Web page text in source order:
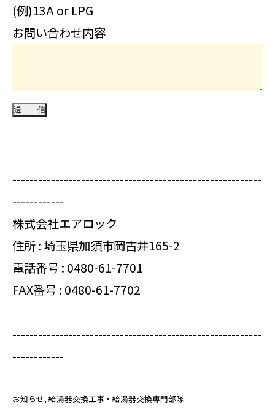
(例)13A or LPG
お問い合わせ内容
----------------------------------------------------------
------------
株式会社エアロック
住所 : 埼玉県加須市岡古井165-2
電話番号 : 0480-61-7701
FAX番号 : 0480-61-7702
----------------------------------------------------------
------------
お知らせ 給湯器交換工事・給湯器交換専門部隊